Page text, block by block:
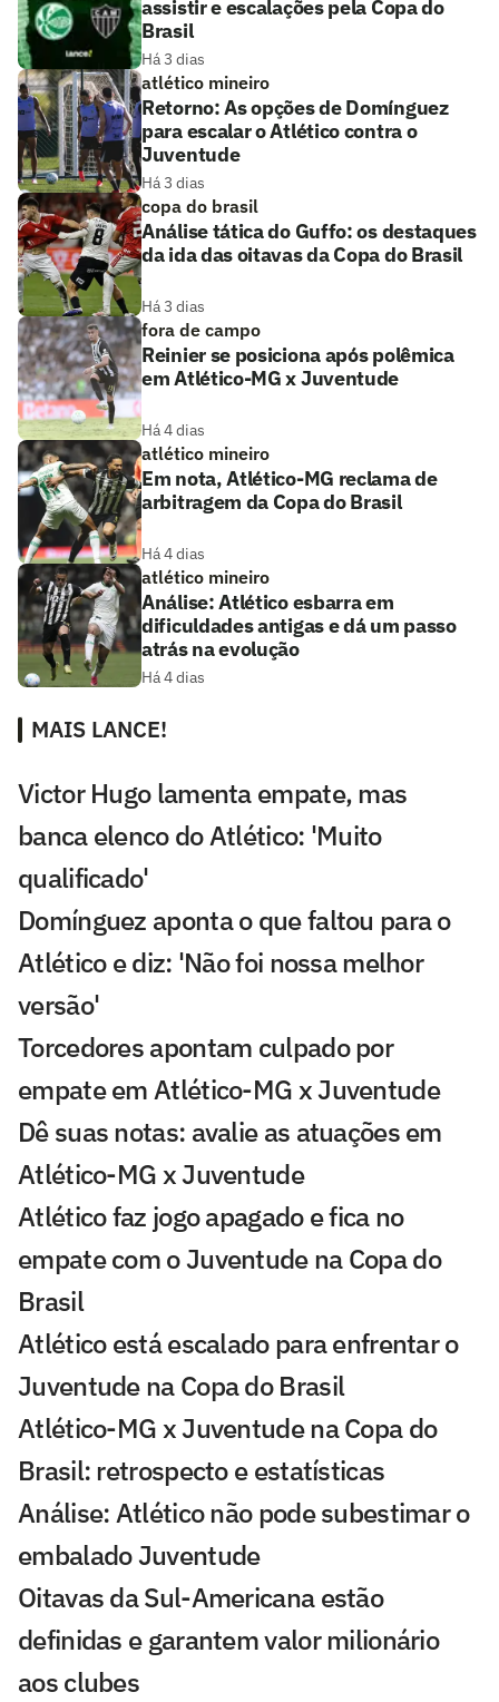
assistir e escalações pela Copa do
Brasil
Há 3 dias
atlético mineiro
Retorno: As opções de Domínguez
para escalar o Atlético contra o
Juventude
Há 3 dias
copa do brasil
Análise tática do Guffo: os destaques
da ida das oitavas da Copa do Brasil
Há 3 dias
fora de campo
Reinier se posiciona após polêmica
em Atlético-MG x Juventude
Há 4 dias
atlético mineiro
Em nota, Atlético-MG reclama de
arbitragem da Copa do Brasil
Há 4 dias
atlético mineiro
Análise: Atlético esbarra em
dificuldades antigas e dá um passo
atrás na evolução
Há 4 dias
MAIS LANCE!
Victor Hugo lamenta empate, mas
banca elenco do Atlético: 'Muito
qualificado'
Domínguez aponta o que faltou para o
Atlético e diz: 'Não foi nossa melhor
versão'
Torcedores apontam culpado por
empate em Atlético-MG x Juventude
Dê suas notas: avalie as atuações em
Atlético-MG x Juventude
Atlético faz jogo apagado e fica no
empate com o Juventude na Copa do
Brasil
Atlético está escalado para enfrentar o
Juventude na Copa do Brasil
Atlético-MG x Juventude na Copa do
Brasil: retrospecto e estatísticas
Análise: Atlético não pode subestimar o
embalado Juventude
Oitavas da Sul-Americana estão
definidas e garantem valor milionário
aos clubes